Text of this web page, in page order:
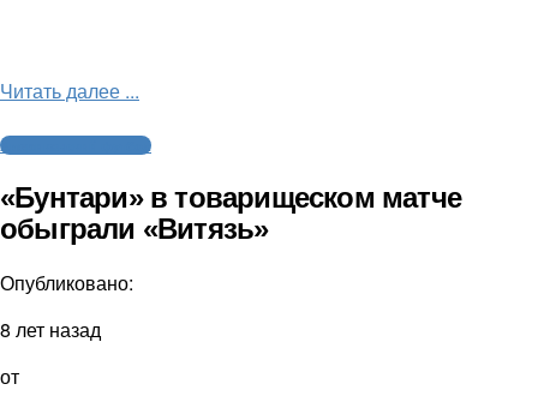
Читать далее ...
Американский футбол
«Бунтари» в товарищеском матче
обыграли «Витязь»
Опубликовано:
8 лет назад
от